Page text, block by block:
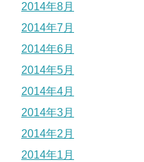
2014年8月
2014年7月
2014年6月
2014年5月
2014年4月
2014年3月
2014年2月
2014年1月